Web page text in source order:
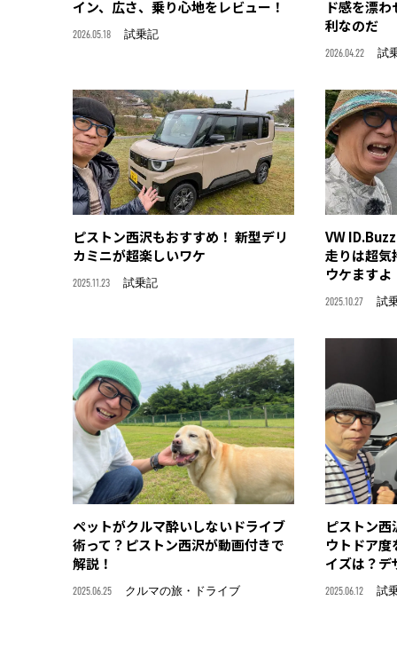
イン、広さ、乗り心地をレビュー！
2026.05.18 試乗記
ド感を漂
利なのだ
2026.04.22 試
ピストン西沢もおすすめ！ 新型デリ
カミニが超楽しいワケ
2025.11.23 試乗記
VW
走りは超気
ウケますよ
2025.10.27 試
ペットがクルマ酔いしないドライブ
術って？ピストン西沢が動画付きで
解説！
2025.06.25 クルマの旅・ドライブ
ピストン西
ウトドア
イズは？デ
2025.06.12 試